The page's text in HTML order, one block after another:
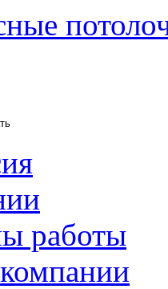
работы